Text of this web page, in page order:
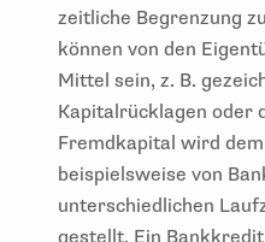
zeitliche Begrenzung
können von den
Mittel sein, z. B.
Kapitalrücklagen oder
Fremdkapital wird
beispielsweise von
unterschiedlichen
gestellt. Ein